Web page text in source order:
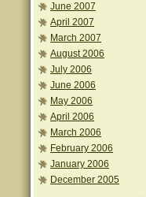
June 2007
April 2007
March 2007
August 2006
July 2006
June 2006
May 2006
April 2006
March 2006
February 2006
January 2006
December 2005